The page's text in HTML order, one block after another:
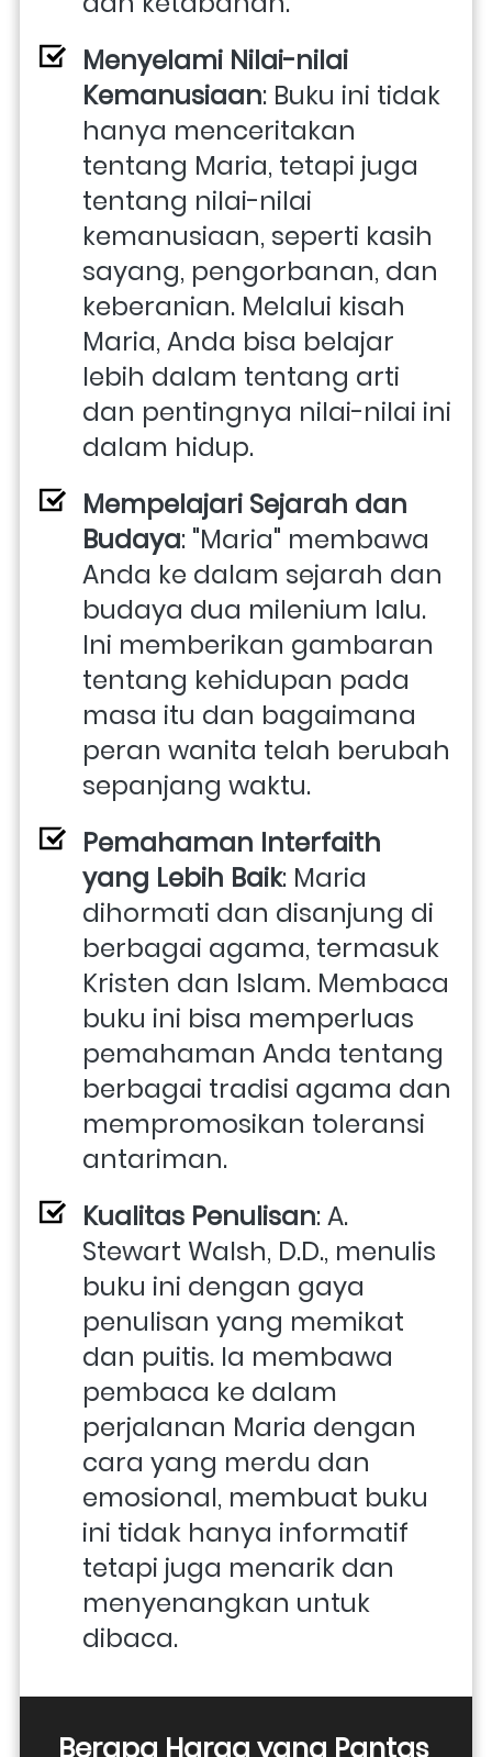
Menyelami Nilai-nilai
Kemanusiaan: Buku ini tidak
hanya menceritakan
tentang Maria, tetapi juga
tentang nilai-nilai
kemanusiaan, seperti kasih
sayang, pengorbanan, dan
keberanian. Melalui kisah
Maria, Anda bisa belajar
lebih dalam tentang arti
dan pentingnya nilai-nilai ini
dalam hidup.
Mempelajari Sejarah dan
Budaya: "Maria" membawa
Anda ke dalam sejarah dan
budaya dua milenium lalu.
Ini memberikan gambaran
tentang kehidupan pada
masa itu dan bagaimana
peran wanita telah berubah
sepanjang waktu.
Pemahaman Interfaith
yang Lebih Baik: Maria
dihormati dan disanjung di
berbagai agama, termasuk
Kristen dan Islam. Membaca
buku ini bisa memperluas
pemahaman Anda tentang
berbagai tradisi agama dan
mempromosikan toleransi
antariman.
Kualitas Penulisan: A.
Stewart Walsh, D.D., menulis
buku ini dengan gaya
penulisan yang memikat
dan puitis. Ia membawa
pembaca ke dalam
perjalanan Maria dengan
cara yang merdu dan
emosional, membuat buku
ini tidak hanya informatif
tetapi juga menarik dan
menyenangkan untuk
dibaca.
Berapa Harga yang Pantas